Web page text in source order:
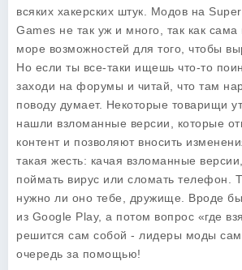
всяких хакерских штук. Модов на
Games не так уж и много, так как сама
море возможностей для того, чтобы
Но если ты все-таки ищешь что-то
заходи на форумы и читай, что там
поводу думает. Некоторые товарищи
нашли взломанные версии, которые
контент и позволяют вносить
такая жесть: качая взломанные
поймать вирус или сломать телефон.
нужно ли оно тебе, дружище. Вроде
из Google Play, а потом вопрос «где
решится сам собой - лидеры моды
очередь за помощью!